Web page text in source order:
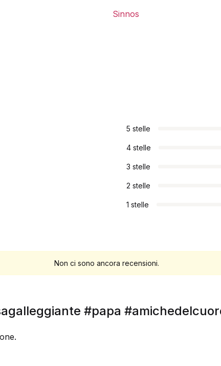
Sinnos
5 stelle
4 stelle
3 stelle
2 stelle
1 stelle
Non ci sono ancora recensioni.
#papa